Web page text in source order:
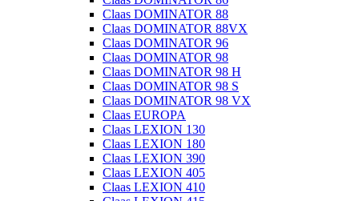
Claas DOMINATOR 88
Claas DOMINATOR 88VX
Claas DOMINATOR 96
Claas DOMINATOR 98
Claas DOMINATOR 98 H
Claas DOMINATOR 98 S
Claas DOMINATOR 98 VX
Claas EUROPA
Claas LEXION 130
Claas LEXION 180
Claas LEXION 390
Claas LEXION 405
Claas LEXION 410